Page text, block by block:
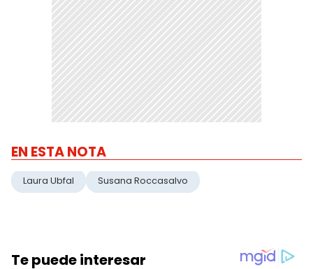
EN ESTA NOTA
Laura Ubfal Susana Roccasalvo